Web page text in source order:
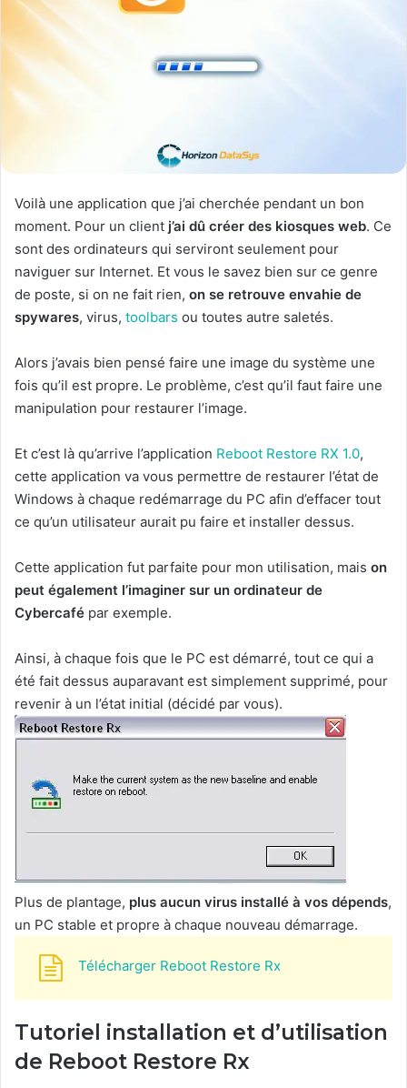
Voilà une application que j’ai cherchée pendant un bon
moment. Pour un client j’ai dû créer des kiosques web. Ce
sont des ordinateurs qui serviront seulement pour
naviguer sur Internet. Et vous le savez bien sur ce genre
de poste, si on ne fait rien, on se retrouve envahie de
spywares, virus, toolbars ou toutes autre saletés.
Alors j’avais bien pensé faire une image du système une
fois qu’il est propre. Le problème, c’est qu’il faut faire une
manipulation pour restaurer l’image.
Et c’est là qu’arrive l’application Reboot Restore RX 1.0,
cette application va vous permettre de restaurer l’état de
Windows à chaque redémarrage du PC afin d’effacer tout
ce qu’un utilisateur aurait pu faire et installer dessus.
Cette application fut parfaite pour mon utilisation, mais on
peut également l’imaginer sur un ordinateur de
Cybercafé par exemple.
Ainsi, à chaque fois que le PC est démarré, tout ce qui a
été fait dessus auparavant est simplement supprimé, pour
revenir à un l’état initial (décidé par vous).
Plus de plantage, plus aucun virus installé à vos dépends,
un PC stable et propre à chaque nouveau démarrage.
Télécharger Reboot Restore Rx
Tutoriel installation et d’utilisation
de Reboot Restore Rx